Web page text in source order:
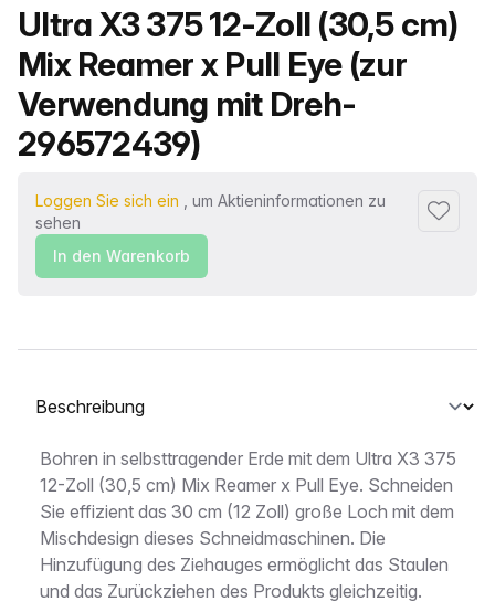
Produktname
Ultra X3 375 12-Zoll (30,5 cm)
Mix Reamer x Pull Eye (zur
Verwendung mit Dreh-
296572439)
Loggen Sie sich ein , um Aktieninformationen zu
sehen
Zu
In den Warenkorb
Wählen Sie eine Registerkarte aus
Beschreibung
Bohren in selbsttragender Erde mit dem Ultra X3 375
12-Zoll (30,5 cm) Mix Reamer x Pull Eye. Schneiden
Sie effizient das 30 cm (12 Zoll) große Loch mit dem
Mischdesign dieses Schneidmaschinen. Die
Hinzufügung des Ziehauges ermöglicht das Staulen
und das Zurückziehen des Produkts gleichzeitig.